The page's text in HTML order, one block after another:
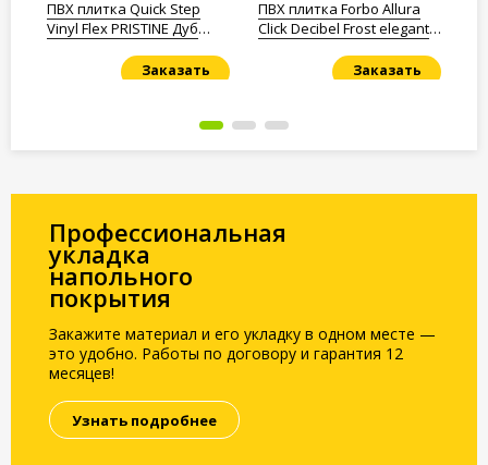
ПВХ плитка Quick Step
Vinyl Flex PRISTINE Дуб
натуральный cредний
Заказать
ПВХ плитка Forbo Allura
Click Decibel Frost elegant
Заказать
Профессиональная
укладка
напольного
покрытия
Закажите материал и его укладку в одном месте —
это удобно. Работы по договору и гарантия 12
месяцев!
Узнать подробнее